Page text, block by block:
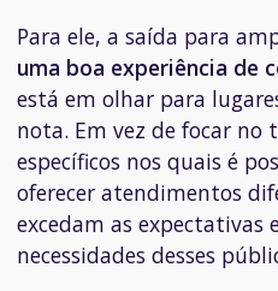
Para ele, a saída para
uma boa experiência de
está em olhar para
nota. Em vez de focar no
específicos nos quais é
oferecer atendimentos
excedam as expectativas
necessidades desses